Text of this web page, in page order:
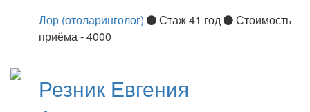
Лор (отоларинголог) Стаж 41 год
Стоимость
приёма - 4000
Резник Евгения